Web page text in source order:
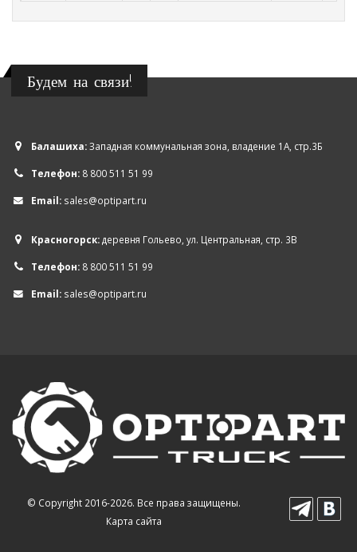
Будем на связи!
Балашиха:Западная коммунальная зона, владение 1А, стр.3Б
Телефон: 8 800 511 51 99
Email: sales@optipart.ru
Красногорск:деревня Гольево, ул. Центральная, стр. 3В
Телефон: 8 800 511 51 99
Email: sales@optipart.ru
© Copyright 2016-2026. Все права защищены.
Карта сайта